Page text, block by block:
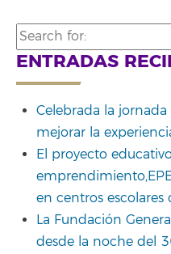
Search
for:
ENTRADAS
Celebrada la jornada
mejorar la
El proyecto
en centros escolares
La Fundación
desde la noche del